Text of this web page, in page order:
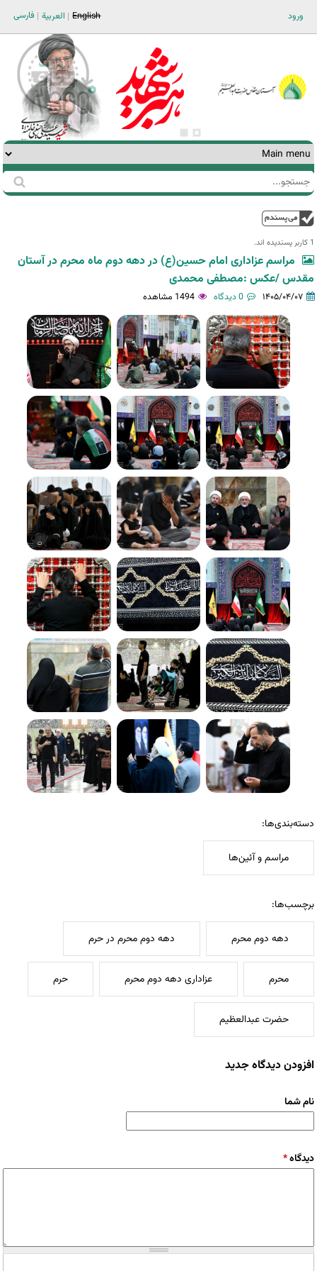
ورود فارسی العربية English
فرم
جستجو
جستجو
1 کاربر پسندیده اند.‎
مراسم عزاداری امام حسین(ع) در دهه دوم ماه محرم در آستان
مقدس /عکس :مصطفی محمدی
۱۴۰۵/۰۴/۰۷ 0 دیدگاه 1494 مشاهده
دسته‌بندی‌ها:
مراسم و آئین‌ها
برچسب‌ها:
دهه دوم محرم دهه دوم محرم در حرم
محرم عزاداری دهه دوم محرم حرم
حضرت عبدالعظیم
افزودن دیدگاه جدید
نام شما
دیدگاه*